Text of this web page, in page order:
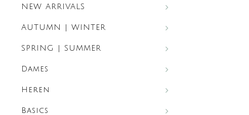
NEW ARRIVALS
AUTUMN | WINTER
SPRING | SUMMER
Dames
Heren
Basics